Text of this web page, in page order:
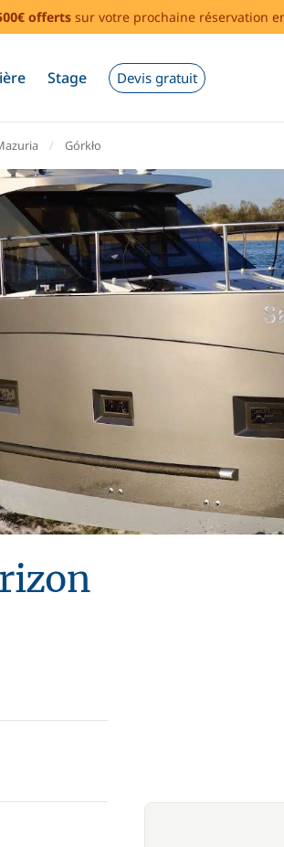
offerts sur votre prochaine réservation
Stage Devis gratuit
Górkło